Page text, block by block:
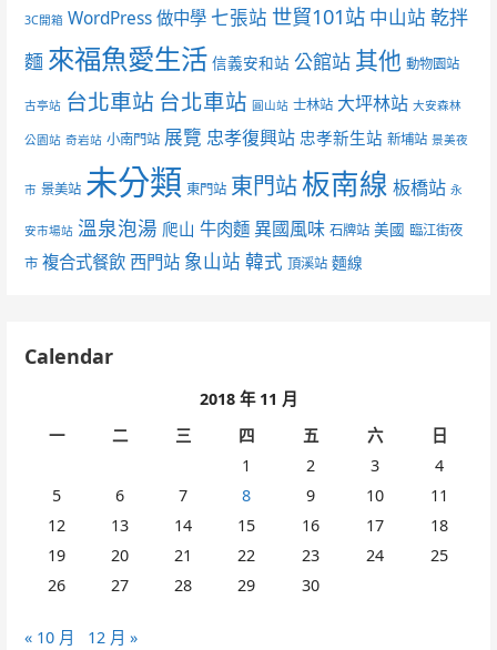
3C開箱 WordPress 做中學 七張站 世貿101站 中山站 乾拌
麵 來福魚愛生活 信義安和站 公館站 其他 動物園站
古亭站 台北車站 台北車站 圓山站 士林站 大坪林站 大安森林
公園站 奇岩站 小南門站 展覽 忠孝復興站 忠孝新生站 新埔站 景美夜
市 景美站 未分類 東門站 東門站板南線 板橋站 永
安市場站 溫泉泡湯 爬山 牛肉麵 異國風味 石牌站 美國 臨江街夜
市 複合式餐飲 西門站 象山站 韓式 頂溪站 麵線
Calendar
2018 年 11 月
一
二 三 四 五 六
日
1
2 3
4
5
6 7 8 9 10
11
12
13 14 15 16 17
18
19
20 21 22 23 24
25
26
27 28 29 30
« 10 月 12 月 »